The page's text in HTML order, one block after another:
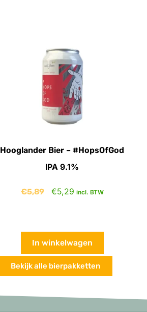
Hooglander Bier – #HopsOfGod
IPA 9.1%
€5,89 €5,29 incl. BTW
In winkelwagen
Bekijk alle bierpakketten